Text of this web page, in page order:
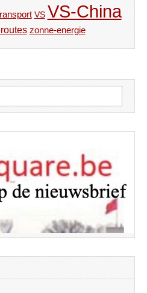
VS VS-China
zonne-energie